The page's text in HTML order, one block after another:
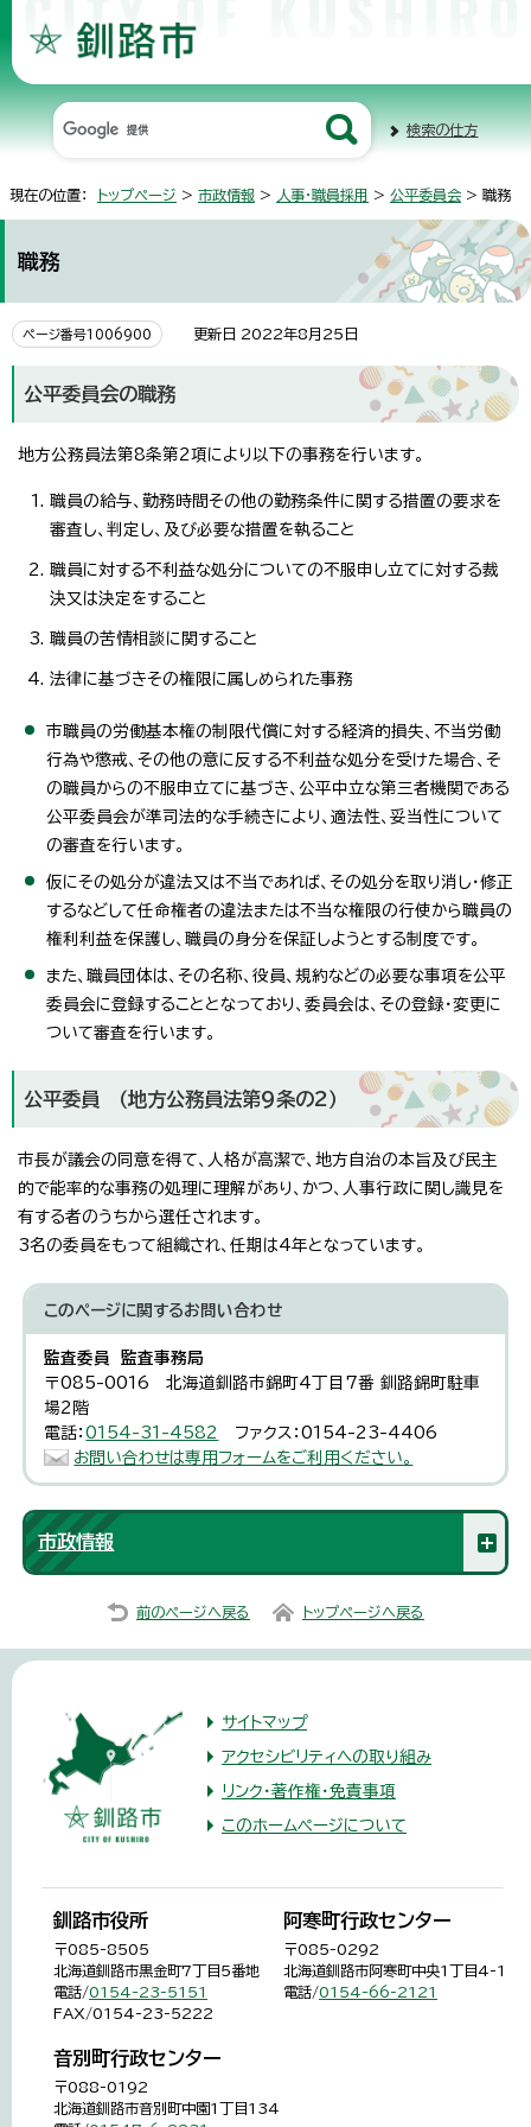
検索の仕方
現在の位置： トップページ > 市政情報 > 人事・職員採用 > 公平委員会 > 職務
職務
ページ番号1006900 更新日 2022年8月25日
公平委員会の職務
地方公務員法第8条第2項により以下の事務を行います。
職員の給与、勤務時間その他の勤務条件に関する措置の要求を
審査し、判定し、及び必要な措置を執ること
職員に対する不利益な処分についての不服申し立てに対する裁
決又は決定をすること
職員の苦情相談に関すること
法律に基づきその権限に属しめられた事務
市職員の労働基本権の制限代償に対する経済的損失、不当労働
行為や懲戒、その他の意に反する不利益な処分を受けた場合、そ
の職員からの不服申立てに基づき、公平中立な第三者機関である
公平委員会が準司法的な手続きにより、適法性、妥当性について
の審査を行います。
仮にその処分が違法又は不当であれば、その処分を取り消し・修正
するなどして任命権者の違法または不当な権限の行使から職員の
権利利益を保護し、職員の身分を保証しようとする制度です。
また、職員団体は、その名称、役員、規約などの必要な事項を公平
委員会に登録することとなっており、委員会は、その登録・変更に
ついて審査を行います。
公平委員 （地方公務員法第9条の2）
市長が議会の同意を得て、人格が高潔で、地方自治の本旨及び民主
的で能率的な事務の処理に理解があり、かつ、人事行政に関し識見を
有する者のうちから選任されます。
3名の委員をもって組織され、任期は4年となっています。
このページに関するお問い合わせ
監査委員 監査事務局
〒085-0016 北海道釧路市錦町4丁目7番 釧路錦町駐車
場2階
電話：0154-31-4582
ファクス：0154-23-4406
お問い合わせは専用フォームをご利用ください。
市政情報
前のページへ戻る トップページへ戻る
サイトマップ
アクセシビリティへの取り組み
リンク・著作権・免責事項
このホームページについて
釧路市役所
〒085-8505
北海道釧路市黒金町7丁目5番地
電話/0154-23-5151
FAX/0154-23-5222
阿寒町行政センター
〒085-0292
北海道釧路市阿寒町中央1丁目4-1
電話/0154-66-2121
音別町行政センター
〒088-0192
北海道釧路市音別町中園1丁目134